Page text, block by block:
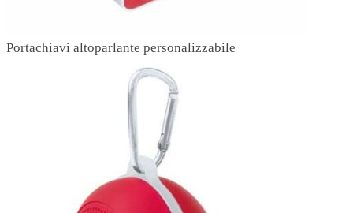
Portachiavi altoparlante personalizzabile